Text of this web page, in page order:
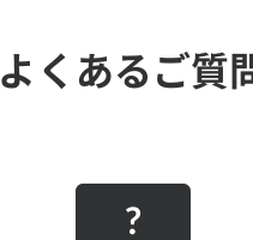
よくあるご質